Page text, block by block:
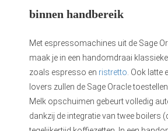
binnen handbereik
Met espressomachines uit de Sage
maak je in een handomdraai
zoals espresso en ristretto . Ook latte
lovers zullen de Sage Oracle
Melk opschuimen gebeurt volledig
dankzij de integratie van twee boilers